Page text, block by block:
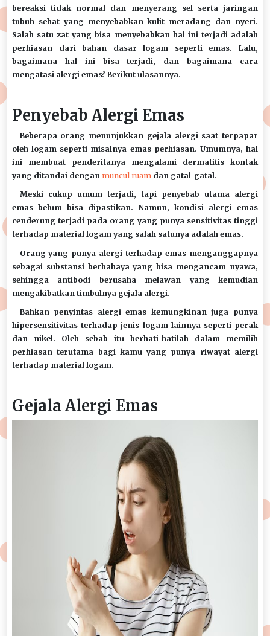
bereaksi tidak normal dan menyerang sel serta jaringan
tubuh sehat yang menyebabkan kulit meradang dan nyeri.
Salah satu zat yang bisa menyebabkan hal ini terjadi adalah
perhiasan dari bahan dasar logam seperti emas. Lalu,
bagaimana hal ini bisa terjadi, dan bagaimana cara
mengatasi alergi emas? Berikut ulasannya.
Penyebab Alergi Emas
Beberapa orang menunjukkan gejala alergi saat terpapar
oleh logam seperti misalnya emas perhiasan. Umumnya, hal
ini membuat penderitanya mengalami dermatitis kontak
yang ditandai dengan muncul ruam dan gatal-gatal.
Meski cukup umum terjadi, tapi penyebab utama alergi
emas belum bisa dipastikan. Namun, kondisi alergi emas
cenderung terjadi pada orang yang punya sensitivitas tinggi
terhadap material logam yang salah satunya adalah emas.
Orang yang punya alergi terhadap emas menganggapnya
sebagai substansi berbahaya yang bisa mengancam nyawa,
sehingga antibodi berusaha melawan yang kemudian
mengakibatkan timbulnya gejala alergi.
Bahkan penyintas alergi emas kemungkinan juga punya
hipersensitivitas terhadap jenis logam lainnya seperti perak
dan nikel. Oleh sebab itu berhati-hatilah dalam memilih
perhiasan terutama bagi kamu yang punya riwayat alergi
terhadap material logam.
Gejala Alergi Emas